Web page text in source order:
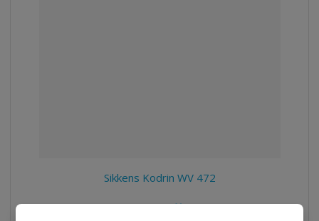
Sikkens Kodrin WV 472
605 Kč